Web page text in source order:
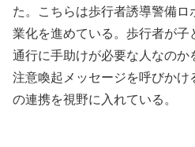
た。こちらは歩行者誘導警備
業化を進めている。歩行者が
通行に手助けが必要な人なのか
注意喚起メッセージを呼びか
の連携を視野に入れている。